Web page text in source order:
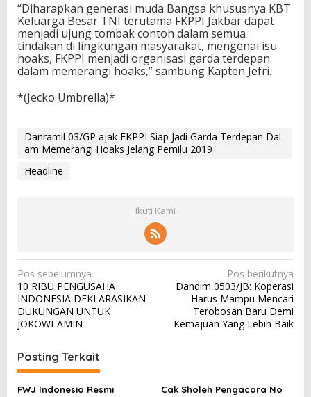
“Diharapkan generasi muda Bangsa khususnya KBT
Keluarga Besar TNI terutama FKPPI Jakbar dapat
menjadi ujung tombak contoh dalam semua
tindakan di lingkungan masyarakat, mengenai isu
hoaks, FKPPI menjadi organisasi garda terdepan
dalam memerangi hoaks,” sambung Kapten Jefri.
*(Jecko Umbrella)*
Danramil 03/GP ajak FKPPI Siap Jadi Garda Terdepan Dal
am Memerangi Hoaks Jelang Pemilu 2019
Headline
Ikuti Kami
N
a
v
i
g
a
s
Pos sebelumnya
10 RIBU PENGUSAHA
INDONESIA DEKLARASIKAN
DUKUNGAN UNTUK
JOKOWI-AMIN
Pos berikutnya
Dandim 0503/JB: Koperasi
Harus Mampu Mencari
Terobosan Baru Demi
Kemajuan Yang Lebih Baik
Posting Terkait
FWJ Indonesia Resmi
Cak Sholeh Pengacara No